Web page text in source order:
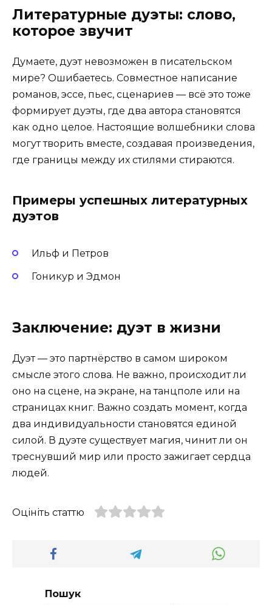
Литературные дуэты: слово,
которое звучит
Думаете, дуэт невозможен в писательском
мире? Ошибаетесь. Совместное написание
романов, эссе, пьес, сценариев — всё это тоже
формирует дуэты, где два автора становятся
как одно целое. Настоящие волшебники слова
могут творить вместе, создавая произведения,
где границы между их стилями стираются.
Примеры успешных литературных
дуэтов
Ильф и Петров
Гоникур и Эдмон
Заключение: дуэт в жизни
Дуэт — это партнёрство в самом широком
смысле этого слова. Не важно, происходит ли
оно на сцене, на экране, на танцполе или на
страницах книг. Важно создать момент, когда
два индивидуальности становятся единой
силой. В дуэте существует магия, чинит ли он
треснувший мир или просто зажигает сердца
людей.
Оцініть статтю
Пошук